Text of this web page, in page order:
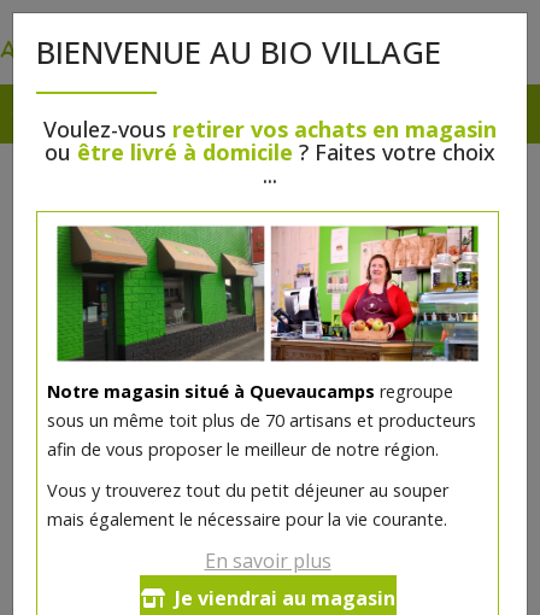
BIENVENUE AU BIO VILLAGE
Voulez-vous retirer vos achats en magasin
ou être livré à domicile ? Faites votre choix
...
Notre magasin situé à Quevaucamps regroupe
sous un même toit plus de 70 artisans et producteurs
afin de vous proposer le meilleur de notre région.
Vous y trouverez tout du petit déjeuner au souper
mais également le nécessaire pour la vie courante.
En savoir plus
Je viendrai au magasin
Côte de porc au spiering